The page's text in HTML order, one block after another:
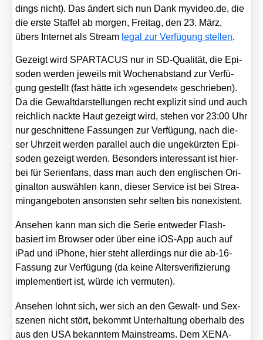
dings nicht). Das ändert sich nun Dank myvi​deo​.de, die
die ers­te Staf­fel ab mor­gen, Frei­tag, den 23. März,
übers Inter­net als Stream legal zur Ver­fü­gung stel­len.
Gezeigt wird SPARTACUS nur in SD-Qua­li­tät, die Epi­
so­den wer­den jeweils mit Wochen­ab­stand zur Ver­fü­
gung gestellt (fast hät­te ich »gesen­det« geschrie­ben).
Da die Gewalt­dar­stel­lun­gen recht expli­zit sind und auch
reich­lich nack­te Haut gezeigt wird, ste­hen vor 23:00 Uhr
nur geschnit­te­ne Fas­sun­gen zur Ver­fü­gung, nach die­
ser Uhr­zeit wer­den par­al­lel auch die unge­kürz­ten Epi­
so­den gezeigt wer­den. Beson­ders inter­es­sant ist hier­
bei für Seri­en­fans, dass man auch den eng­li­schen Ori­
gi­nal­ton aus­wäh­len kann, die­ser Ser­vice ist bei Strea­
ming­an­ge­bo­ten ansons­ten sehr sel­ten bis non­e­xis­tent.
Anse­hen kann man sich die Serie ent­we­der Flash-
basiert im Brow­ser oder über eine iOS-App auch auf
iPad und iPho­ne, hier steht aller­dings nur die ab-16-
Fas­sung zur Ver­fü­gung (da kei­ne Alters­ve­ri­fi­zie­rung
imple­men­tiert ist, wür­de ich ver­mu­ten).
Anse­hen lohnt sich, wer sich an den Gewalt- und Sex­
sze­nen nicht stört, bekommt Unter­hal­tung ober­halb des
aus den USA bekann­tem Main­streams. Dem XENA-